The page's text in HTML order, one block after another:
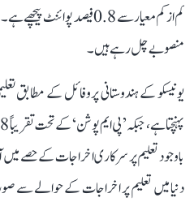
کم از کم معیار سے 0.8 فیصد
منصوبے چل رہے ہیں۔
باوجود تعلیم پر سرکاری اخراجات کے حصے
دنیا میں تعلیم پر اخراجات کے حوالے سے